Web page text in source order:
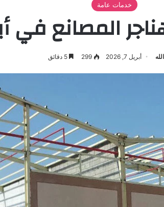
خدمات عامة
المصانع في
أبريل 7, 2026 299 5 دقائق